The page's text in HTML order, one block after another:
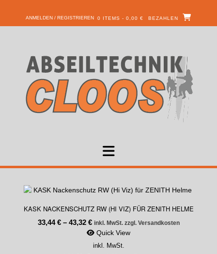
ANMELDEN / REGISTRIEREN 0 ITEMS - 0,00 € BEZAHLEN
KASK NACKENSCHUTZ RW (HI VIZ) FÜR ZENITH HELME
33,44€– 43,32 € inkl. MwSt. zzgl. Versandkosten
Quick View
inkl. MwSt.